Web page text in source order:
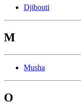
Djibouti
M
Musha
O